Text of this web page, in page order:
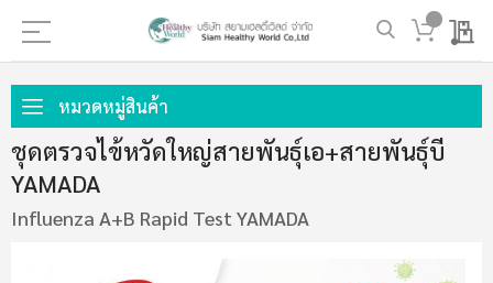
My
ไป
ที่
เนื้อหา
หมวดหมู่สินค้า
ชุดตรวจไข้หวัดใหญ่สายพันธุ์เอ+สายพันธุ์บี
YAMADA
Influenza A+B Rapid Test YAMADA